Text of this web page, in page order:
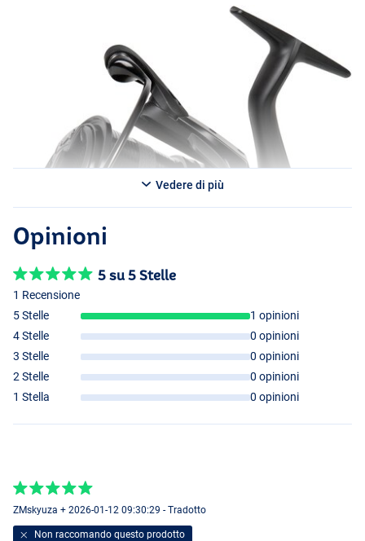
Vedere di più
Opinioni
5 su 5 Stelle
1 Recensione
5 Stelle
1 opinioni
4 Stelle
0 opinioni
3 Stelle
0 opinioni
2 Stelle
0 opinioni
1 Stella
0 opinioni
ZMskyuza + 2026-01-12 09:30:29 - Tradotto
Non raccomando questo prodotto